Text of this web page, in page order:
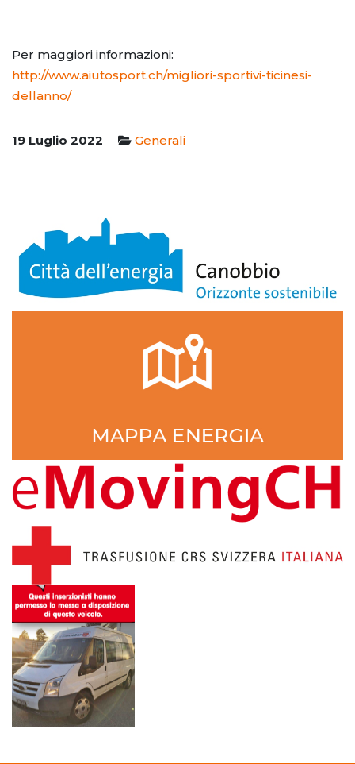
Per maggiori informazioni:
http://www.aiutosport.ch/migliori-sportivi-ticinesi-
dellanno/
19 Luglio 2022 Generali